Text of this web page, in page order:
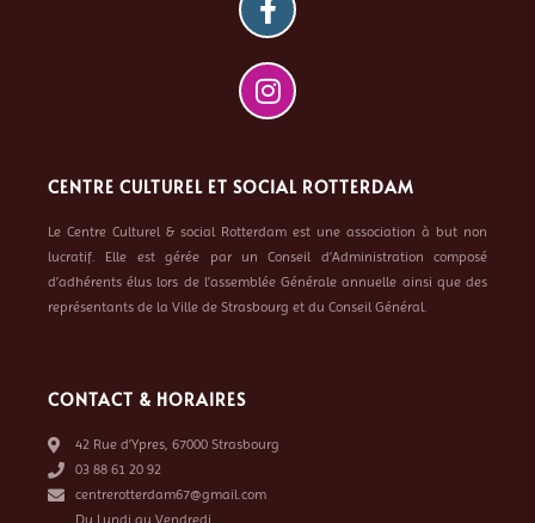
CENTRE CULTUREL ET SOCIAL ROTTERDAM
Le Centre Culturel & social Rotterdam est une association à but non
lucratif. Elle est gérée par un Conseil d’Administration composé
d’adhérents élus lors de l’assemblée Générale annuelle ainsi que des
représentants de la Ville de Strasbourg et du Conseil Général.
CONTACT & HORAIRES
42 Rue d’Ypres, 67000 Strasbourg
03 88 61 20 92
centrerotterdam67@gmail.com
Du Lundi au Vendredi